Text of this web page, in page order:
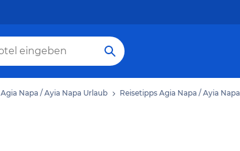
Agia Napa / Ayia Napa Urlaub Reisetipps Agia Napa / Ayia Napa